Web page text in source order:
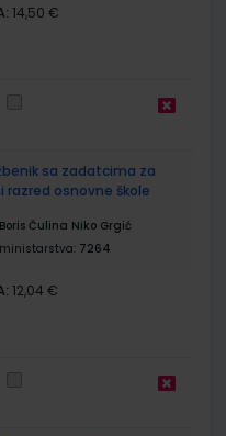
14,50 €
sa zadatcima za
osnovne škole
Čulina Niko Grgić
7264
12,04 €